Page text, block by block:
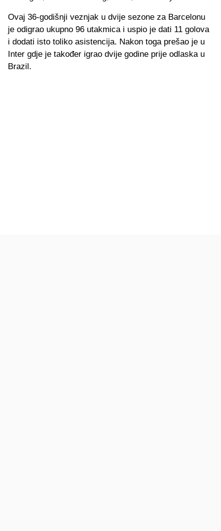
Ovaj 36-godišnji veznjak u dvije sezone za Barcelonu
je odigrao ukupno 96 utakmica i uspio je dati 11 golova
i dodati isto toliko asistencija. Nakon toga prešao je u
Inter gdje je također igrao dvije godine prije odlaska u
Brazil.